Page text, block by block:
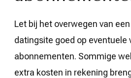
Let bij het overwegen van
datingsite goed op eventuele
abonnementen. Sommige
extra kosten in rekening